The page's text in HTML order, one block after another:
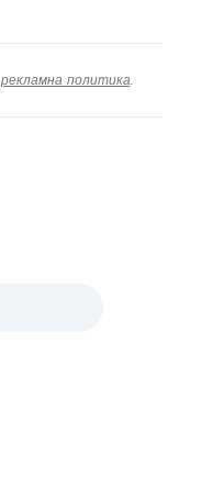
рекламна политика.